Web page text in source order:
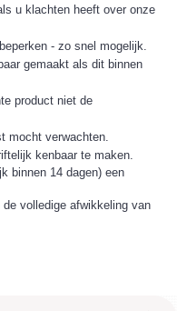
u klachten heeft over onze
- zo snel mogelijk.
gemaakt als dit binnen
product niet de
mocht verwachten.
kenbaar te maken.
binnen 14 dagen) een
volledige afwikkeling van